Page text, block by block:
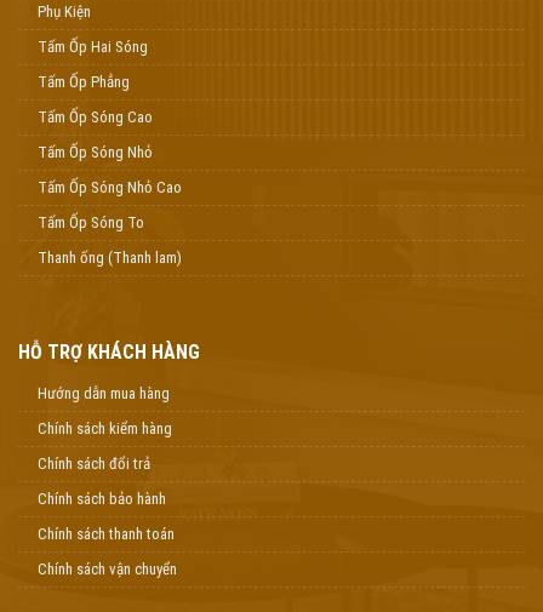
Phụ Kiện
Tấm Ốp Hai Sóng
Tấm Ốp Phẳng
Tấm Ốp Sóng Cao
Tấm Ốp Sóng Nhỏ
Tấm Ốp Sóng Nhỏ Cao
Tấm Ốp Sóng To
Thanh ống (Thanh lam)
HỖ TRỢ KHÁCH HÀNG
Hướng dẫn mua hàng
Chính sách kiểm hàng
Chính sách đổi trả
Chính sách bảo hành
Chính sách thanh toán
Chính sách vận chuyển